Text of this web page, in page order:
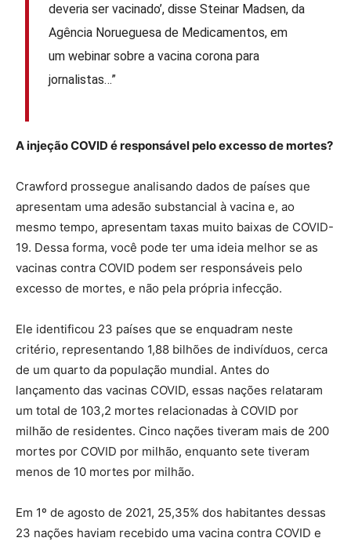
deveria ser vacinado’, disse Steinar Madsen, da
Agência Norueguesa de Medicamentos, em
um webinar sobre a vacina corona para
jornalistas…”
A injeção COVID é responsável pelo excesso de mortes?
Crawford prossegue analisando dados de países que
apresentam uma adesão substancial à vacina e, ao
mesmo tempo, apresentam taxas muito baixas de COVID-
19. Dessa forma, você pode ter uma ideia melhor se as
vacinas contra COVID podem ser responsáveis pelo
excesso de mortes, e não pela própria infecção.
Ele identificou 23 países que se enquadram neste
critério, representando 1,88 bilhões de indivíduos, cerca
de um quarto da população mundial. Antes do
lançamento das vacinas COVID, essas nações relataram
um total de 103,2 mortes relacionadas à COVID por
milhão de residentes. Cinco nações tiveram mais de 200
mortes por COVID por milhão, enquanto sete tiveram
menos de 10 mortes por milhão.
Em 1º de agosto de 2021, 25,35% dos habitantes dessas
23 nações haviam recebido uma vacina contra COVID e